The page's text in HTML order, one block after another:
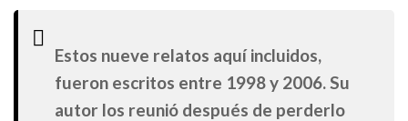
Estos nueve relatos aquí incluidos,
fueron escritos entre 1998 y 2006. Su
autor los reunió después de perderlo